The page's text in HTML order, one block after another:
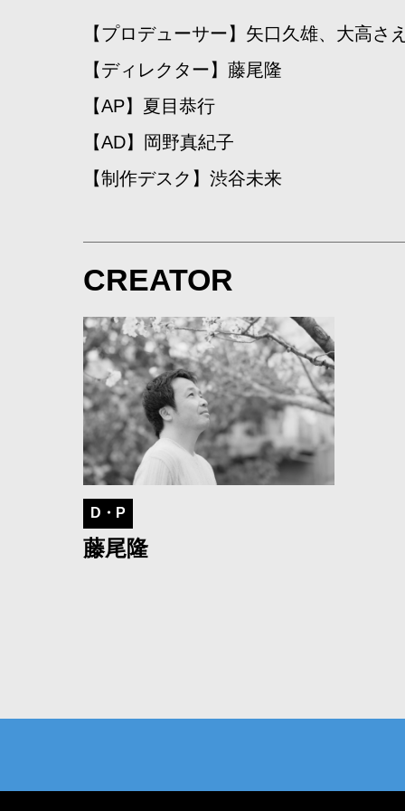
【プロデューサー】矢口久雄、大高さ
【ディレクター】藤尾隆
【AP】夏目恭行
【AD】岡野真紀子
【制作デスク】渋谷未来
CREATOR
D・P
藤尾隆